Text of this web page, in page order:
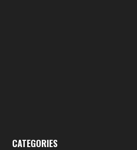
CATEGORIES